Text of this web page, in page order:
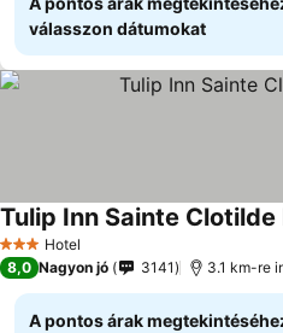
válasszon dátumokat
3 Kategória
Hotel
Tulip Inn Sainte Clotilde
8,0 Nagyon jó 3141 3.1 km-re
A pontos árak